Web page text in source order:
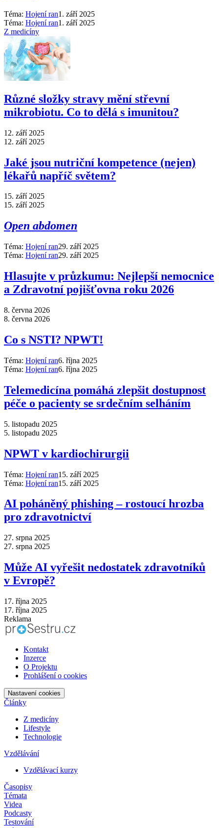
Téma: Hojení ran1. září 2025
Téma: Hojení ran1. září 2025
Z medicíny
Různé složky stravy mění střevní
mikrobiotu. Co to dělá s imunitou?
12. září 2025
12. září 2025
Jaké jsou nutriční kompetence (nejen)
lékařů napříč světem?
15. září 2025
15. září 2025
Open abdomen
Téma: Hojení ran29. září 2025
Téma: Hojení ran29. září 2025
Hlasujte v průzkumu: Nejlepší nemocnice
a Zdravotní pojišťovna roku 2026
8. června 2026
8. června 2026
Co s NSTI? NPWT!
Téma: Hojení ran6. října 2025
Téma: Hojení ran6. října 2025
Telemedicína pomáhá zlepšit dostupnost
péče o pacienty se srdečním selháním
5. listopadu 2025
5. listopadu 2025
NPWT v kardiochirurgii
Téma: Hojení ran15. září 2025
Téma: Hojení ran15. září 2025
AI poháněný phishing –⁠ rostoucí hrozba
pro zdravotnictví
27. srpna 2025
27. srpna 2025
Může AI vyřešit nedostatek zdravotníků
v Evropě?
17. října 2025
17. října 2025
Reklama
Kontakt
Inzerce
O Projektu
Prohlášení o cookies
Nastavení cookies
Články
Z medicíny
Lifestyle
Technologie
Vzdělávání
Vzdělávací kurzy
Časopisy
Témata
Videa
Podcasty
Testování